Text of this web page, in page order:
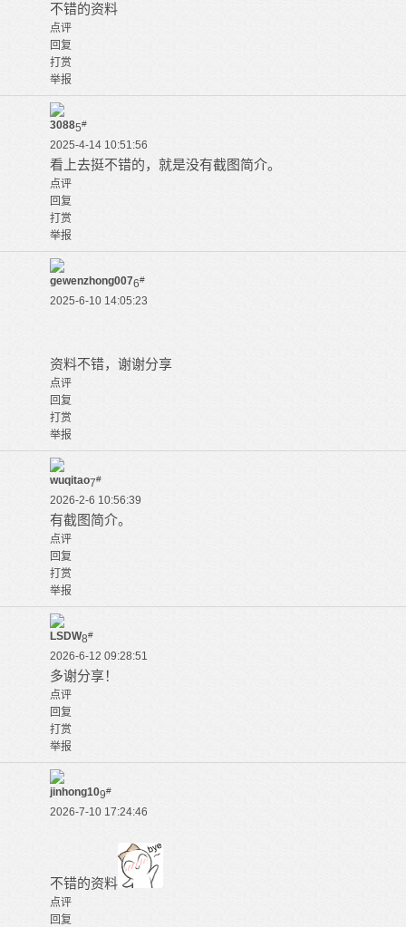
不错的资料
点评
回复
打赏
举报
30885#
2025-4-14 10:51:56
看上去挺不错的，就是没有截图简介。
点评
回复
打赏
举报
gewenzhong0076#
2025-6-10 14:05:23
资料不错，谢谢分享
点评
回复
打赏
举报
wuqitao7#
2026-2-6 10:56:39
有截图简介。
点评
回复
打赏
举报
LSDW8#
2026-6-12 09:28:51
多谢分享！
点评
回复
打赏
举报
jinhong109#
2026-7-10 17:24:46
不错的资料
点评
回复